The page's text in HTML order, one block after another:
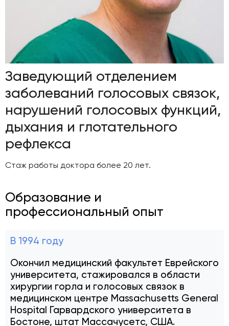
Заведующий отделением
заболеваний голосовых связок,
нарушений голосовых функций,
дыхания и глотательного
рефлекса
Стаж работы доктора более 20 лет.
Образование и
профессиональный опыт
В 1994 году
Окончил медицинский факультет Еврейского
университета, стажировался в области
хирургии горла и голосовых связок в
медицинском центре Massachusetts General
Hospital Гарвардского университета в
Бостоне, штат Массачусетс, США.